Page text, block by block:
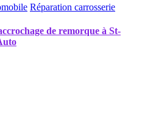
Réparation carrosserie
de remorque à St-